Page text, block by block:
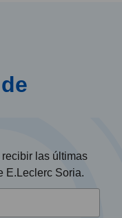
las últimas
E.Leclerc Soria.